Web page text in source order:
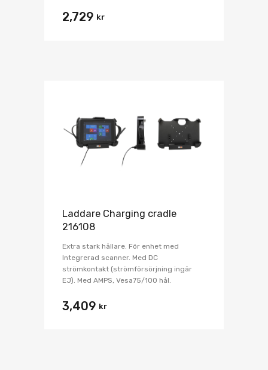
2,729 kr
Laddare Charging cradle
216108
Extra stark hållare. För enhet med
Integrerad scanner. Med DC
strömkontakt (strömförsörjning ingår
EJ). Med AMPS, Vesa75/100 hål.
3,409 kr